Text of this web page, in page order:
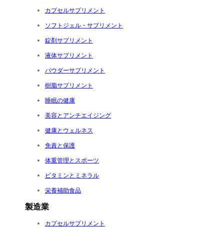
カプセルサプリメント
ソフトジェル・サプリメント
錠剤サプリメント
液体サプリメント
パウダーサプリメント
樹脂サプリメント
睡眠の健康
美容とアンチエイジング
健康とウェルネス
免責と保護
体重管理とスポーツ
ビタミンとミネラル
栄養補助食品
製造業
カプセルサプリメント